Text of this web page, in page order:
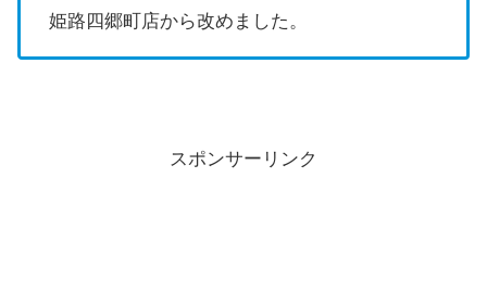
姫路四郷町店から改めました。
スポンサーリンク